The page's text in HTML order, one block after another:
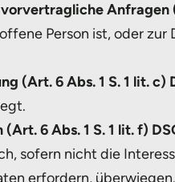
Anfragen
Person ist, oder
(Art. 6 Abs. 1 S. 1 lit. c)
6 Abs. 1 S. 1 lit. f)
sofern nicht die
erfordern, überwiegen.